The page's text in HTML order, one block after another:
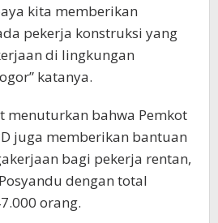
kita memberikan
pekerja konstruksi yang
di lingkungan
katanya.
menuturkan bahwa Pemkot
juga memberikan bantuan
bagi pekerja rentan,
dengan total
orang.